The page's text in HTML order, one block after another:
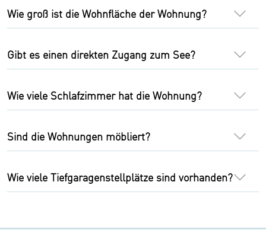
Wie groß ist die Wohnfläche der Wohnung?
Gibt es einen direkten Zugang zum See?
Wie viele Schlafzimmer hat die Wohnung?
Sind die Wohnungen möbliert?
Wie viele Tiefgaragenstellplätze sind vorhanden?